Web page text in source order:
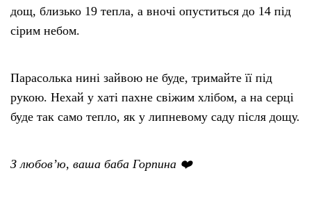
дощ, близько 19 тепла, а вночі опуститься до 14 під
сірим небом.
Парасолька нині зайвою не буде, тримайте її під
рукою. Нехай у хаті пахне свіжим хлібом, а на серці
буде так само тепло, як у липневому саду після дощу.
З любов’ю, ваша баба Горпина ❤️